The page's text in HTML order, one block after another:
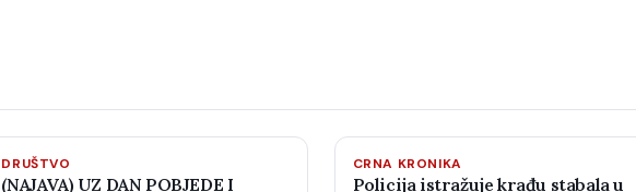
DRUŠTVO
(NAJAVA) UZ DAN POBJEDE I
CRNA KRONIKA
Policija istražuje krađu stabala u